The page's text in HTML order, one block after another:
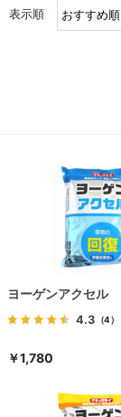
表示順
ヨーゲンアクセル
4.3 （4）
￥1,780